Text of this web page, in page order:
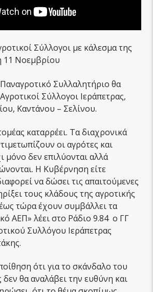
Σύλλογοι με κάλεσμα της
11 Νοεμβρίου
Συλλαλητήριο θα
Σύλλογοι Ιεράπετρας,
Καντάνου – Σελίνου.
καταρρέει. Τα διαχρονικά
οι αγρότες και
μόνο δεν επιλύονται αλλά
Η Κυβέρνηση είτε
να δώσει τις απαιτούμενες
τους κλάδους της αγροτικής
τώρα έχουν συμβάλλει τα
ΑΕΠ» λέει στο Ράδιο 9.84 ο ΓΓ
Συλλόγου Ιεράπετρας
ότι για το σκάνδαλο του
θα αναλάβει την ευθύνη και